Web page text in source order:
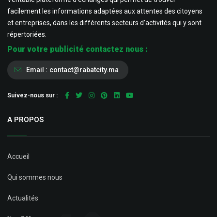
facilement les informations adaptées aux attentes des citoyens
et entreprises, dans les différents secteurs d’activités qui y sont
répertoriées.
Pour votre publicité contactez nous :
Email : contact@rabatcity.ma
Suivez-nous sur :
A PROPOS
Accueil
Qui sommes nous
Actualités